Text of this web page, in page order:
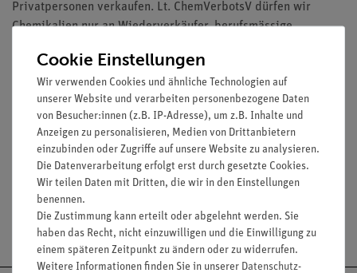
Privatpersonen verkaufen. Lt. ChemVerbotsV dürfen wir
Chemikalien nur an Wiederverkäufer, berufsmässige
Lehranstalten abgeben.
Media / Downloads
Versandkostenfrei ab 300,- €
Cookie Einstellungen
Wir verwenden Cookies und ähnliche Technologien auf
unserer Website und verarbeiten personenbezogene Daten
von Besucher:innen (z.B. IP-Adresse), um z.B. Inhalte und
Anzeigen zu personalisieren, Medien von Drittanbietern
einzubinden oder Zugriffe auf unsere Website zu analysieren.
Die Datenverarbeitung erfolgt erst durch gesetzte Cookies.
Wir teilen Daten mit Dritten, die wir in den Einstellungen
benennen.
Die Zustimmung kann erteilt oder abgelehnt werden. Sie
haben das Recht, nicht einzuwilligen und die Einwilligung zu
einem späteren Zeitpunkt zu ändern oder zu widerrufen.
Weitere Informationen finden Sie in unserer Daten­schutz­